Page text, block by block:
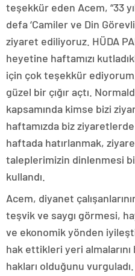
teşekkür eden Acem, “33
defa ‘Camiler ve Din
ziyaret ediliyoruz. HÜDA
heyetine haftamızı
için çok teşekkür
güzel bir çığır açtı.
kapsamında kimse bizi
haftamızda biz
haftada hatırlanmak,
taleplerimizin dinlenmesi
kullandı.
Acem, diyanet
teşvik ve saygı görmesi,
ve ekonomik yönden
hak ettikleri yeri
hakları olduğunu vurguladı.